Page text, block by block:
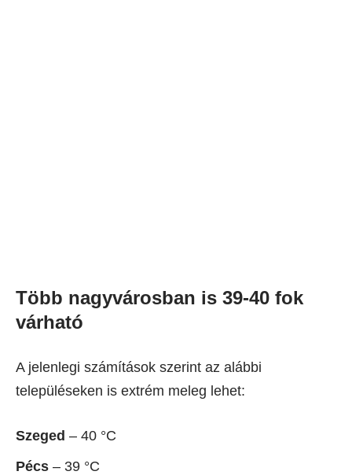
Több nagyvárosban is 39-40 fok
várható
A jelenlegi számítások szerint az alábbi
településeken is extrém meleg lehet:
Szeged – 40 °C
Pécs – 39 °C